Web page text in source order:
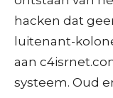
hacken dat
luitenant-
aan
systeem. Oud